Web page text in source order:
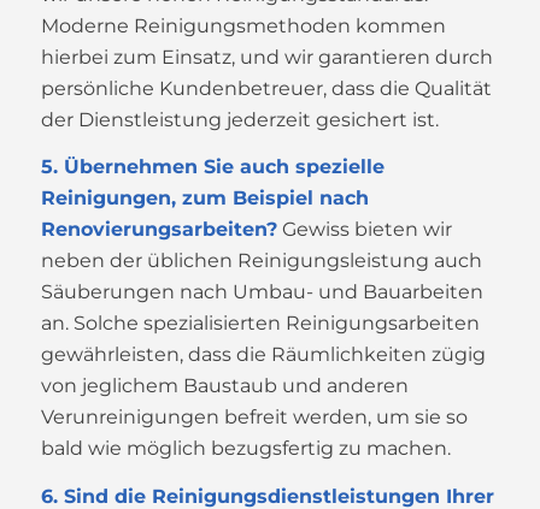
Moderne Reinigungsmethoden kommen
hierbei zum Einsatz, und wir garantieren durch
persönliche Kundenbetreuer, dass die Qualität
der Dienstleistung jederzeit gesichert ist.
5. Übernehmen Sie auch spezielle
Reinigungen, zum Beispiel nach
Renovierungsarbeiten?Gewiss bieten wir
neben der üblichen Reinigungsleistung auch
Säuberungen nach Umbau- und Bauarbeiten
an. Solche spezialisierten Reinigungsarbeiten
gewährleisten, dass die Räumlichkeiten zügig
von jeglichem Baustaub und anderen
Verunreinigungen befreit werden, um sie so
bald wie möglich bezugsfertig zu machen.
6. Sind die Reinigungsdienstleistungen Ihrer